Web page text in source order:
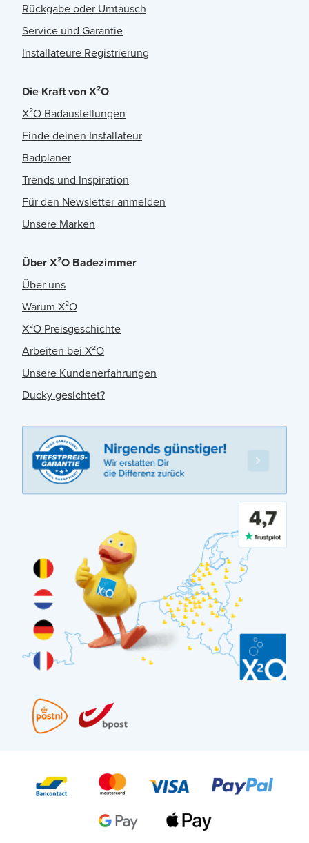
Rückgabe oder Umtausch
Service und Garantie
Installateure Registrierung
Die Kraft von X²O
X²O Badaustellungen
Finde deinen Installateur
Badplaner
Trends und Inspiration
Für den Newsletter anmelden
Unsere Marken
Über X²O Badezimmer
Über uns
Warum X²O
X²O Preisgeschichte
Arbeiten bei X²O
Unsere Kundenerfahrungen
Ducky gesichtet?